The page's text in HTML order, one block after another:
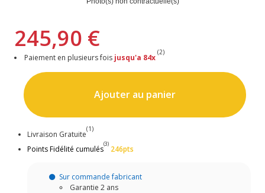
245,90 €
Paiement en plusieurs fois jusqu'a 84x
(2)
Ajouter au panier
Livraison Gratuite
(1)
Points Fidélité cumulés
(3)
246pts
Sur commande fabricant
Garantie 2 ans